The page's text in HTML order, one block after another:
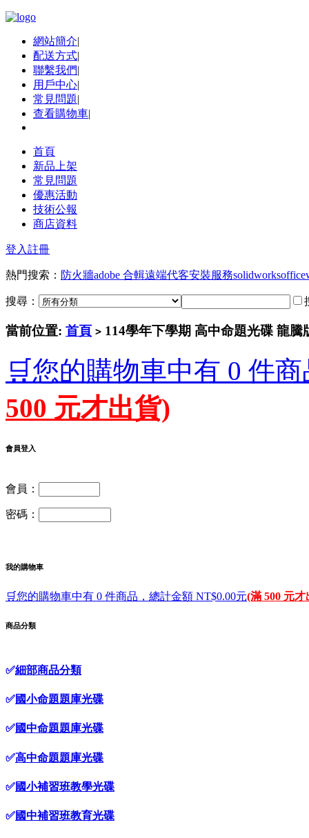
網站簡介|
配送方式|
聯繫我們|
用戶中心|
常見問題|
查看購物車|
首頁
新品上架
常見問題
優惠活動
技術公報
商店資料
登入註冊
熱門搜索： 防火牆adobe 合輯遠端代客安裝服務solidworksoffice
搜尋：
當前位置: 首頁 > 114學年下學期 高中命題光碟 龍
🛒您的購物車中有 0 件
500 元才出貨)
會員登入
會員：
密碼：
我的購物車
🛒您的購物車中有 0 件商品，總計金額 NT$0.00元(滿 500 元才
商品分類
✅細部商品分類
✅國小命題題庫光碟
✅國中命題題庫光碟
✅高中命題題庫光碟
✅國小補習班教學光碟
✅國中補習班教育光碟